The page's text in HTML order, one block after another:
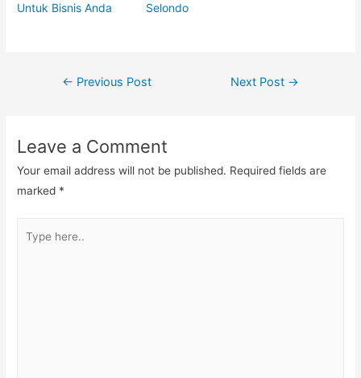
Untuk Bisnis Anda
Selondo
Post
← Previous Post Next Post →
Leave a Comment
Your email address will not be published. Required fields are
marked *
here..